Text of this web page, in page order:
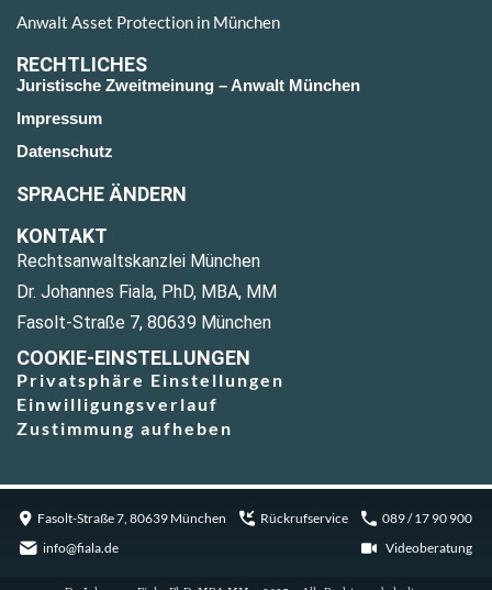
Anwalt Asset Protection in München
RECHTLICHES
Juristische Zweitmeinung – Anwalt München
Impressum
Datenschutz
SPRACHE ÄNDERN
KONTAKT
Rechtsanwaltskanzlei München
Dr. Johannes Fiala, PhD, MBA, MM
Fasolt-Straße 7, 80639 München
COOKIE-EINSTELLUNGEN
Privatsphäre Einstellungen
Einwilligungsverlauf
Zustimmung aufheben
Fasolt-Straße 7, 80639 München Rückrufservice
089 / 17 90 900
info@fiala.de
Videoberatung